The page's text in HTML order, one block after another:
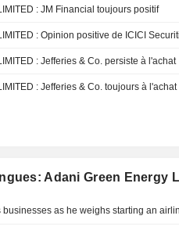
: JM Financial toujours positif
: Opinion positive de ICICI
: Jefferies & Co. persiste à l'achat
: Jefferies & Co. toujours à l'achat
Adani Green Energy
as he weighs starting an